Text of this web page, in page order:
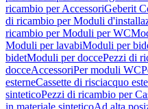
ricambio per AccessoriGeberit
di ricambio per Moduli
ricambio per Moduli per WC
Moduli per lavabiModuli per
bidetModuli per doccePezzi di
docceAccessoriPer moduli WC
esterneCassette di risciacquo
sinteticoPezzi di ricambio per
in materiale sinteticoAd alta